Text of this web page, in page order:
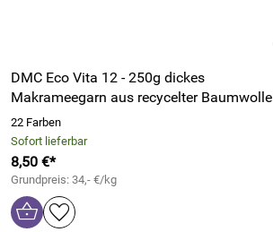
DMC Eco Vita 12 - 250g dickes
Makrameegarn aus recycelter Baumwolle
22 Farben
Sofort lieferbar
8,50 €*
Grundpreis: 34,- €/kg